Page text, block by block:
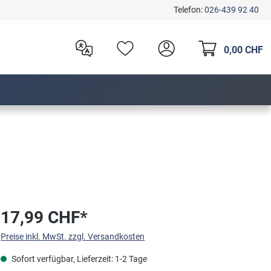
Telefon:026-439 92 40
0,00 CHF
17,99 CHF*
Preise inkl. MwSt. zzgl. Versandkosten
Sofort verfügbar, Lieferzeit: 1-2 Tage